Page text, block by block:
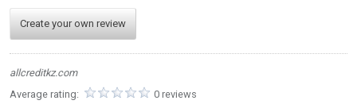
Create your own review
allcreditkz.com
Average rating:
0 reviews